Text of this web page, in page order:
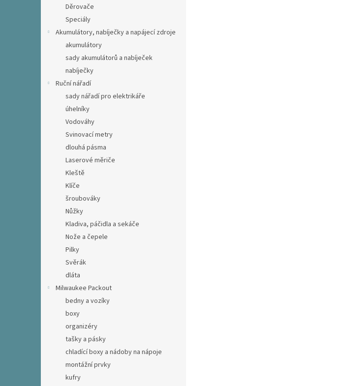
Děrovače
Speciály
Akumulátory, nabíječky a napájecí zdroje
akumulátory
sady akumulátorů a nabíječek
nabíječky
Ruční nářadí
sady nářadí pro elektrikáře
úhelníky
Vodováhy
Svinovací metry
dlouhá pásma
Laserové měriče
Kleště
Klíče
šroubováky
Nůžky
Kladiva, páčidla a sekáče
Nože a čepele
Pilky
Svěrák
dláta
Milwaukee Packout
bedny a vozíky
boxy
organizéry
tašky a pásky
chladící boxy a nádoby na nápoje
montážní prvky
kufry